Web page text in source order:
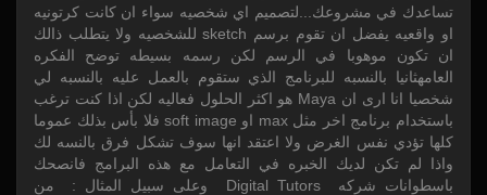
تساعدك في مشروعك...لتصميم اي شخصيه سواء ان كانت كرتونيه
او واقعيه يفضل ان تقوم برسم sketch للشخصيه ولا يتطلب ذالك
ان تكون موهوبا في الرسم لكن رسمه بسيطه توضح الفكره
العامهثانيا بالنسبه للبرنامج الذي ستقوم بالعمل عليه بالنسبه لي
شخصيا انا ارى ان Maya هو اكثر الحلول فعاليه لكن اذا كنت ترغب
باستخدام برنامج اخر مثل max او soft image فلا بأس بذلك عموما
كلها تؤدي نفس الغرض ولا اعتقد انها سوف تشكل فرق بالنسه لك
واذا لم تكن لديك الخبره في التعامل مع هذه البرامج فانصحك
باسطوانات شركه Digital Tutors وعلى سبيل المثال : من